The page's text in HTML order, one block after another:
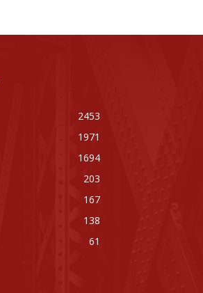
2453
1971
1694
203
167
138
61